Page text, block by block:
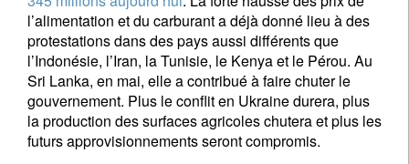
l’alimentation et du carburant a déjà donné lieu à des
protestations dans des pays aussi différents que
l’Indonésie, l’Iran, la Tunisie, le Kenya et le Pérou. Au
Sri Lanka, en mai, elle a contribué à faire chuter le
gouvernement. Plus le conflit en Ukraine durera, plus
la production des surfaces agricoles chutera et plus les
futurs approvisionnements seront compromis.
Civilité Prénom
Nom
Pays de résidence